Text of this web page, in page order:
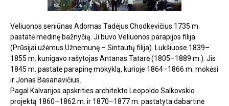
Veliuonos seniūnas Adomas Tadėjus Chodkevičius 1735 m.
pastatė medinę bažnyčią. Ji buvo Veliuonos parapijos filija
(Prūsijai užėmus Užnemunę – Sintautų filija). Lukšiuose 1839–
1855 m. kunigavo rašytojas Antanas Tatarė (1805–1889 m.). Jis
1845 m. pastatė parapinę mokyklą, kurioje 1864–1866 m. mokėsi
ir Jonas Basanavičius.
Pagal Kalvarijos apskrities architekto Leopoldo Salkovskio
projektą 1860–1862 m. ir 1870–1877 m. pastatyta dabartinė